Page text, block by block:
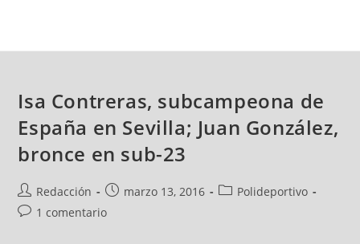
Isa Contreras, subcampeona de
España en Sevilla; Juan González,
bronce en sub-23
Redacción marzo 13, 2016
Polideportivo
1 comentario